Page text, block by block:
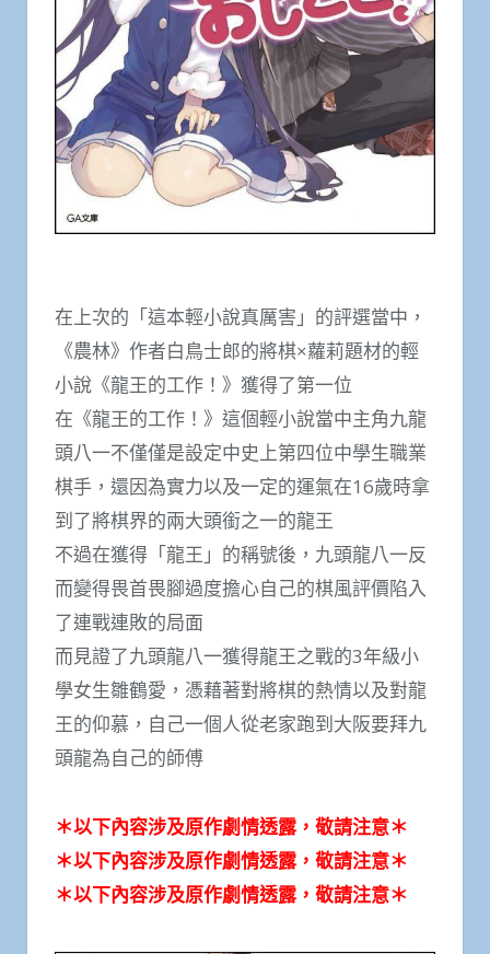
在上次的「這本輕小說真厲害」的評選當中，
《農林》作者白鳥士郎的將棋×蘿莉題材的輕
小說《龍王的工作！》獲得了第一位
在《龍王的工作！》這個輕小說當中主角九龍
頭八一不僅僅是設定中史上第四位中學生職業
棋手，還因為實力以及一定的運氣在16歲時拿
到了將棋界的兩大頭銜之一的龍王
不過在獲得「龍王」的稱號後，九頭龍八一反
而變得畏首畏腳過度擔心自己的棋風評價陷入
了連戰連敗的局面
而見證了九頭龍八一獲得龍王之戰的3年級小
學女生雛鶴愛，憑藉著對將棋的熱情以及對龍
王的仰慕，自己一個人從老家跑到大阪要拜九
頭龍為自己的師傅
＊以下內容涉及原作劇情透露，敬請注意＊
＊以下內容涉及原作劇情透露，敬請注意＊
＊以下內容涉及原作劇情透露，敬請注意＊